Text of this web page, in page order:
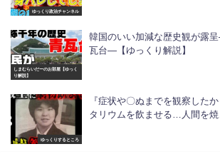
ゆっくり政治チャンネル
しまむらいだーのお部屋【ゆっく
り解説】
韓国のいい加減な歴史観が露
瓦台―【ゆっくり解説】
ゆっくりするところ
『症状や〇ぬまでを観察した
タリウムを飲ませる…人間を焼